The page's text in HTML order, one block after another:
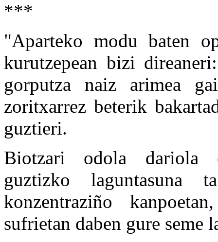
***
"Aparteko modu baten
kurutzepean bizi
gorputza naiz arimea
zoritxarrez beterik
guztieri.
Biotzari odola dariola
guztizko laguntasuna
konzentraziño
sufrietan daben gure seme